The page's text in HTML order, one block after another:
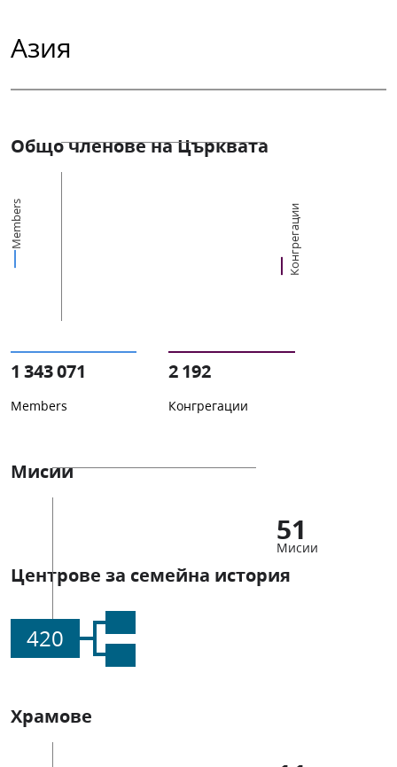
Азия
Общо членове на Църквата
Members Конгрегации
1 343 071
Members
2 192
Конгрегации
Мисии
51
Мисии
Центрове за семейна история
420
Храмове